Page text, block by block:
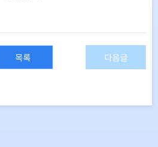
다음글
목록